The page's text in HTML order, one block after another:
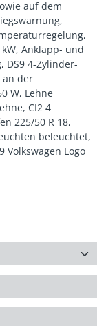
auf dem
Anklapp- und
DS9 4-Zylinder-
an der
W, Lehne
CI2 4
225/50 R 18,
beleuchtet,
Volkswagen Logo